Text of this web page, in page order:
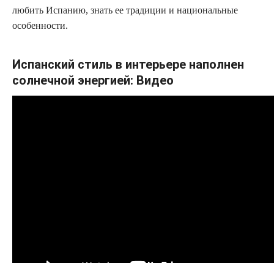
любить Испанию, знать ее традиции и национальные
особенности.
Испанский стиль в интерьере наполнен
солнечной энергией: Видео